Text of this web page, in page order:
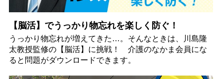
【脳活】でうっかり物忘れを楽しく防ぐ！
うっかり物忘れが増えてきた…。そんなときは、川島隆
太教授監修の【脳活】に挑戦！ 介護のなかま会員にな
ると問題がダウンロードできます。